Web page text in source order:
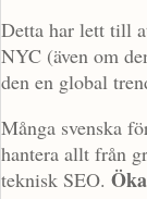
Detta har lett till
NYC (även om
den en global
Många svenska
hantera allt från
teknisk SEO.